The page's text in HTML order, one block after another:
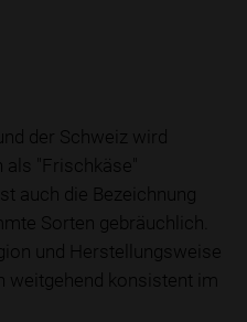
der Schweiz wird
"Frischkäse"
auch die Bezeichnung
Sorten gebräuchlich.
und Herstellungsweise
weitgehend konsistent im